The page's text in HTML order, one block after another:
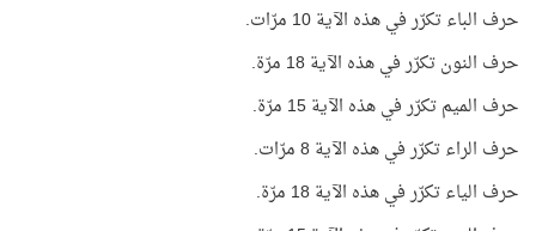
حرف الباء تكرّر في هذه الآية 10 مرّات.
حرف النون تكرّر في هذه الآية 18 مرّة.
حرف الميم تكرّر في هذه الآية 15 مرّة.
حرف الراء تكرّر في هذه الآية 8 مرّات.
حرف الياء تكرّر في هذه الآية 18 مرّة.